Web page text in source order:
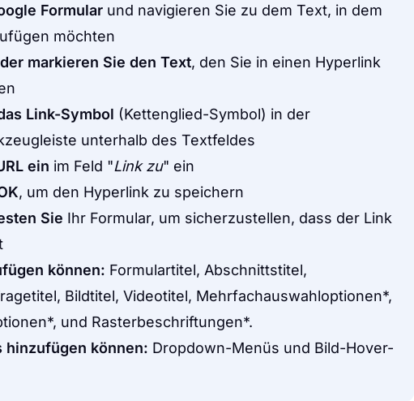
Formular und navigieren Sie zu dem Text, in dem
möchten
markieren Sie den Text, den Sie in einen Hyperlink
Link-Symbol (Kettenglied-Symbol) in der
unterhalb des Textfeldes
ein im Feld "Link zu" ein
, um den Hyperlink zu speichern
Sie Ihr Formular, um sicherzustellen, dass der Link
können: Formulartitel, Abschnittstitel,
Bildtitel, Videotitel, Mehrfachauswahloptionen*,
und Rasterbeschriftungen*.
hinzufügen können: Dropdown-Menüs und Bild-Hover-